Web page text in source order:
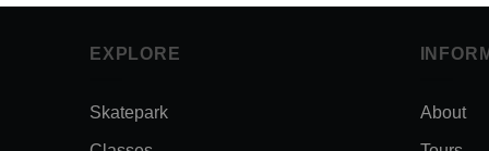
EXPLORE
Skatepark About